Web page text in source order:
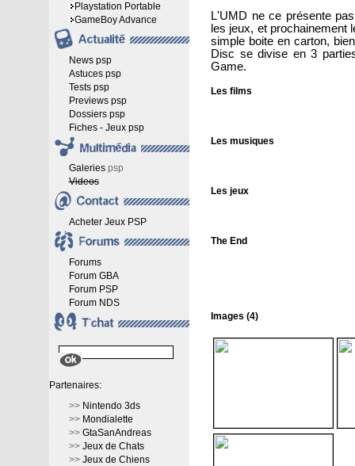
Playstation Portable
GameBoy Advance
News psp
Astuces psp
Tests psp
Previews psp
Dossiers psp
Fiches - Jeux psp
Galeriespsp
Videos
Acheter Jeux PSP
Forums
Forum GBA
Forum PSP
Forum NDS
Partenaires:
>> Nintendo 3ds
>> Mondialette
>> GtaSanAndreas
>> Jeux de Chats
>> Jeux de Chiens
L'UMD ne ce présente
les jeux, et prochainement
simple boite en carton,
Disc se divise en 3
Game.
Les films
Les musiques
Les jeux
The End
Images (4)